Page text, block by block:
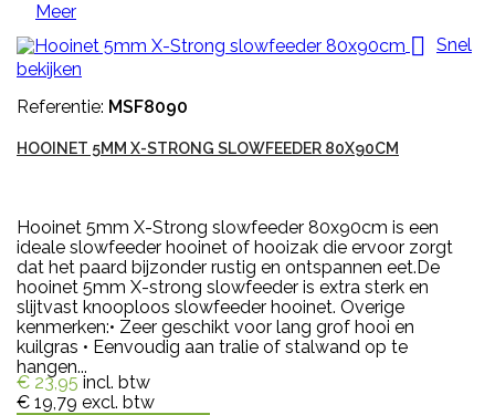
Meer

Snel
bekijken
Referentie: MSF8090
HOOINET 5MM X-STRONG SLOWFEEDER 80X90CM
Hooinet 5mm X-Strong slowfeeder 80x90cm is een
ideale slowfeeder hooinet of hooizak die ervoor zorgt
dat het paard bijzonder rustig en ontspannen eet.De
hooinet 5mm X-strong slowfeeder is extra sterk en
slijtvast knooploos slowfeeder hooinet. Overige
kenmerken:• Zeer geschikt voor lang grof hooi en
kuilgras • Eenvoudig aan tralie of stalwand op te
hangen...
€ 23,95 incl. btw
€ 19,79 excl. btw